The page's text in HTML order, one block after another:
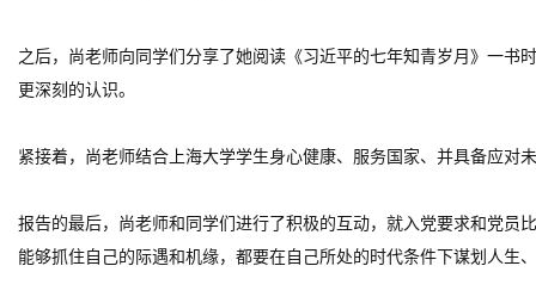
之后，尚老师向同学们分享了她阅读《习近平的七年知青岁月》一
更深刻的认识。
紧接着，尚老师结合上海大学学生身心健康、服务国家、并具备应
报告的最后，尚老师和同学们进行了积极的互动，就入党要求和党员
能够抓住自己的际遇和机缘，都要在自己所处的时代条件下谋划人生